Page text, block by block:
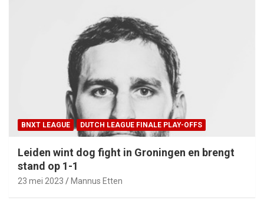
BNXT LEAGUE DUTCH LEAGUE FINALE PLAY-OFFS
Leiden wint dog fight in Groningen en brengt
stand op 1-1
23 mei 2023 Mannus Etten